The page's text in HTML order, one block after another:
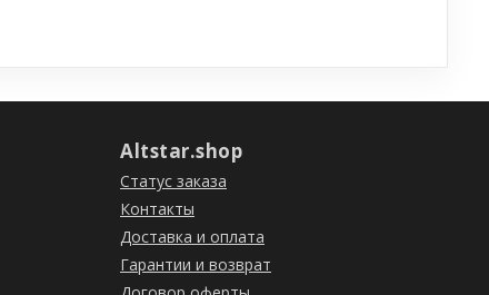
Altstar.shop
Статус заказа
Контакты
Доставка и оплата
Гарантии и возврат